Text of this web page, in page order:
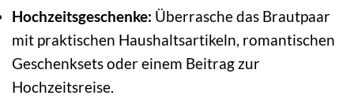
Hochzeitsgeschenke: Überrasche das Brautpaar
mit praktischen Haushaltsartikeln, romantischen
Geschenksets oder einem Beitrag zur
Hochzeitsreise.